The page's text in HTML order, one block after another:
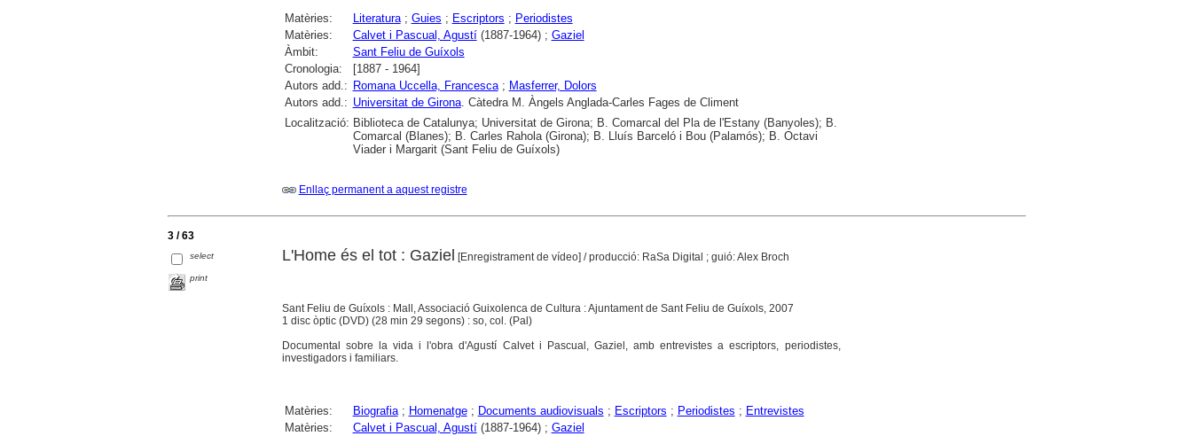
Matèries: Literatura; Guies ; Escriptors ; Periodistes
Matèries:
Calvet i Pascual, Agustí(1887-1964) ; Gaziel
Àmbit:
Sant Feliu de Guíxols
Cronologia:
[1887 - 1964]
Autors add.: Romana Uccella, Francesca; Masferrer, Dolors
Autors add.: Universitat de Girona. Càtedra M. Àngels Anglada-Carles Fages de Climent
Localització: Biblioteca de Catalunya; Universitat de Girona; B. Comarcal del Pla de l'Estany (Banyoles); B.
Comarcal (Blanes); B. Carles Rahola (Girona); B. Lluís Barceló i Bou (Palamós); B. Octavi
Viader i Margarit (Sant Feliu de Guíxols)
Enllaç permanent a aquest registre
3 / 63
select
print
L'Home és el tot : Gaziel [Enregistrament de vídeo] / producció: RaSa Digital ; guió: Alex Broch
Sant Feliu de Guíxols : Mall, Associació Guixolenca de Cultura : Ajuntament de Sant Feliu de Guíxols, 2007
1 disc òptic (DVD) (28 min 29 segons) : so, col. (Pal)
Documental sobre la vida i l'obra d'Agustí Calvet i Pascual, Gaziel, amb entrevistes a escriptors, periodistes,
investigadors i familiars.
Matèries: Biografia; Homenatge; Documents audiovisuals ; Escriptors ; Periodistes ; Entrevistes
Matèries:
Calvet i Pascual, Agustí(1887-1964) ; Gaziel